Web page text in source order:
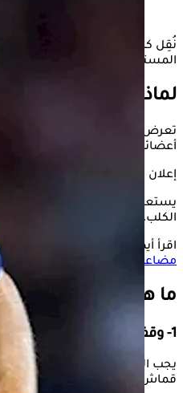
نُقِل كارليس بيريز، لاعب أريس
المستشفيات، بحسب صحيفة
لماذا نُقِل
تعرض كارليس بيريز، لاعب
أعضائه التناسلية، ولكن حالته
إعلان
يستعرض "الكونسلتو" في التقرير
الكلب، وفقًا لموقع "Very wellhealth".
اقرأ أيضًا:
هل يتحول المصاب به
مضاعفات مرض السعار
ما هي الإسعافات
1- وقف النزيف
يجب الضغط جيدًا على موضع
قماش نظيفة، للسيطرة على